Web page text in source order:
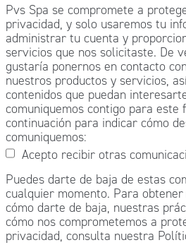
Pvs Spa se compromete a
privacidad, y solo usaremos tu
administrar tu cuenta y
servicios que nos solicitaste. De
gustaría ponernos en contacto
nuestros productos y servicios,
contenidos que puedan
comuniquemos contigo para este
continuación para indicar cómo
comuniquemos:
Acepto recibir otras
Puedes darte de baja de estas
cualquier momento. Para
cómo darte de baja, nuestras
cómo nos comprometemos a
privacidad, consulta nuestra